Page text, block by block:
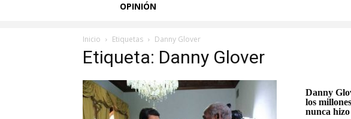
OPINIÓN
Inicio Etiquetas Danny Glover
Etiqueta: Danny Glover
Danny
los
nunca hizo